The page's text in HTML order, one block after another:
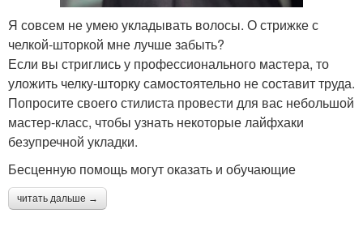
Я совсем не умею укладывать волосы. О стрижке с
челкой-шторкой мне лучше забыть?
Если вы стриглись у профессионального мастера, то
уложить челку-шторку самостоятельно не составит труда.
Попросите своего стилиста провести для вас небольшой
мастер-класс, чтобы узнать некоторые лайфхаки
безупречной укладки.
Бесценную помощь могут оказать и обучающие
читать дальше →